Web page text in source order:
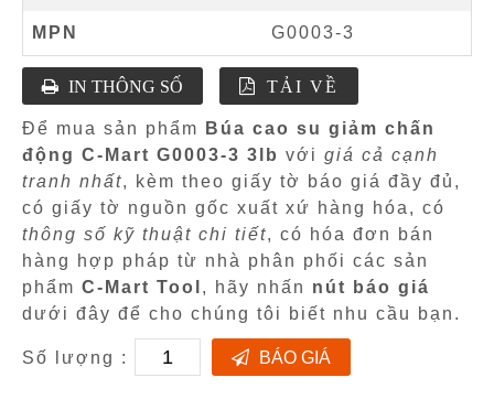
MPN G0003-3
IN THÔNG SỐ TẢI VỀ
Để mua sản phẩm
Búa cao su giảm chấn
động C-Mart G0003-3 3lb với giá cả cạnh
tranh nhất, kèm theo giấy tờ báo giá đầy đủ,
có giấy tờ nguồn gốc xuất xứ hàng hóa, có
thông số kỹ thuật chi tiết, có hóa đơn bán
hàng hợp pháp từ nhà phân phối các sản
phẩm C-Mart Tool , hãy nhấn nút báo giá
dưới đây để cho chúng tôi biết nhu cầu bạn.
Số lượng : BÁO GIÁ